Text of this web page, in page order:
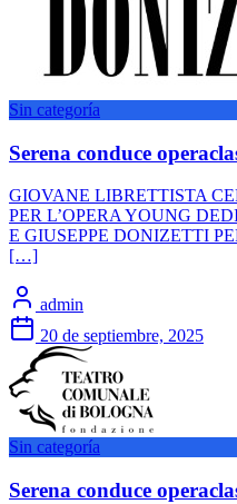
Sin categoría
Serena conduce
GIOVANE LIBRETTISTA
PER L’OPERA YOUNG
E GIUSEPPE DONIZETTI
[…]
admin
20 de septiembre, 2025
Sin categoría
Serena conduce